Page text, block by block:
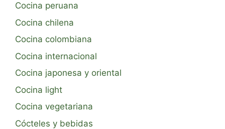
Cocina peruana
Cocina chilena
Cocina colombiana
Cocina internacional
Cocina japonesa y oriental
Cocina light
Cocina vegetariana
Cócteles y bebidas